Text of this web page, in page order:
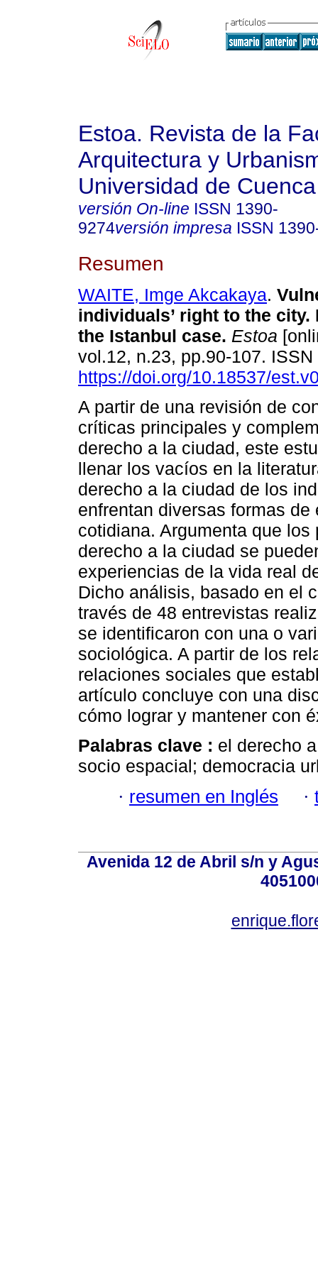
Estoa. Revista de la
Arquitectura y
Universidad de Cuenca
versión On-line ISSN 1390-
9274versión impresa ISSN
Resumen
WAITE, Imge Akcakaya.
individuals’ right to the
the Istanbul case. Estoa
vol.12, n.23, pp.90-107.
https://doi.org/10.18537/
A partir de una revisión de
críticas principales y
derecho a la ciudad, este
llenar los vacíos en la
derecho a la ciudad de los
enfrentan diversas formas
cotidiana. Argumenta que
derecho a la ciudad se
experiencias de la vida real
Dicho análisis, basado en el
través de 48 entrevistas
se identificaron con una o
sociológica. A partir de los
relaciones sociales que
artículo concluye con una
cómo lograr y mantener con
Palabras clave : el derecho
socio espacial; democracia
· resumen en Inglés ·
Avenida 12 de Abril s/n y